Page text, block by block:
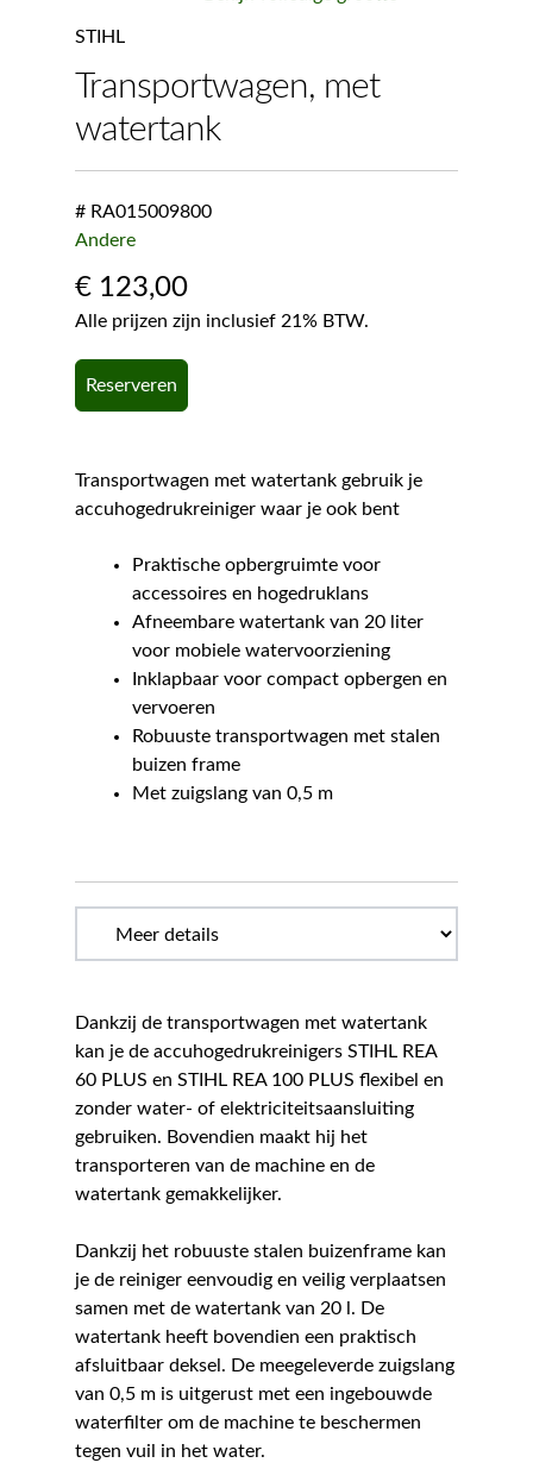
STIHL
Transportwagen, met
watertank
# RA015009800
Andere
€123,00
Alle prijzen zijn inclusief 21% BTW.
Reserveren
Transportwagen met watertank gebruik je
accuhogedrukreiniger waar je ook bent
Praktische opbergruimte voor
accessoires en hogedruklans
Afneembare watertank van 20 liter
voor mobiele watervoorziening
Inklapbaar voor compact opbergen en
vervoeren
Robuuste transportwagen met stalen
buizen frame
Met zuigslang van 0,5 m
Dankzij de transportwagen met watertank
kan je de accuhogedrukreinigers STIHL REA
60 PLUS en STIHL REA 100 PLUS flexibel en
zonder water- of elektriciteitsaansluiting
gebruiken. Bovendien maakt hij het
transporteren van de machine en de
watertank gemakkelijker.
Dankzij het robuuste stalen buizenframe kan
je de reiniger eenvoudig en veilig verplaatsen
samen met de watertank van 20 l. De
watertank heeft bovendien een praktisch
afsluitbaar deksel. De meegeleverde zuigslang
van 0,5 m is uitgerust met een ingebouwde
waterfilter om de machine te beschermen
tegen vuil in het water.